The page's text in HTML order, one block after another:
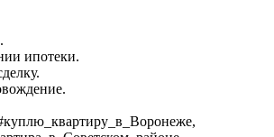
ипотеки.